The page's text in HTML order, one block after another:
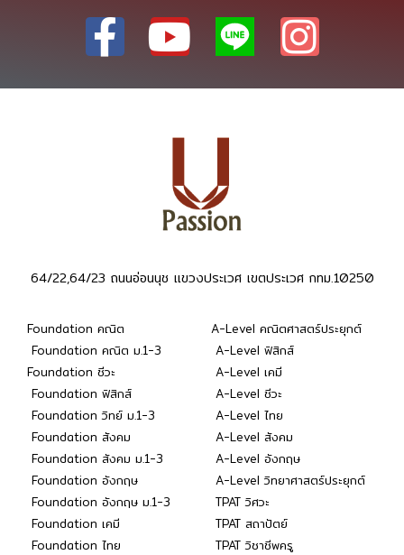
64/22,64/23 ถนนอ่อนนุช แขวงประเวศ เขตประเวศ กทม.10250
Foundation คณิต
Foundation คณิต ม.1-3
Foundation ชีวะ
Foundation ฟิสิกส์
Foundation วิทย์ ม.1-3
Foundation สังคม
Foundation สังคม ม.1-3
Foundation อังกฤษ
Foundation อังกฤษ ม.1-3
Foundation เคมี
Foundation ไทย
A-Level คณิตศาสตร์ประยุกต์
A-Level ฟิสิกส์
A-Level เคมี
A-Level ชีวะ
A-Level ไทย
A-Level สังคม
A-Level อังกฤษ
A-Level วิทยาศาสตร์ประยุกต์
TPAT วิศวะ
TPAT สถาปัตย์
TPAT วิชาชีพครู